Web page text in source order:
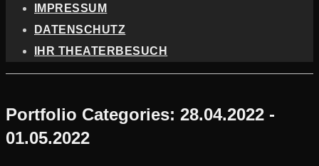
IMPRESSUM
DATENSCHUTZ
IHR THEATERBESUCH
Portfolio Categories: 28.04.2022 -
01.05.2022